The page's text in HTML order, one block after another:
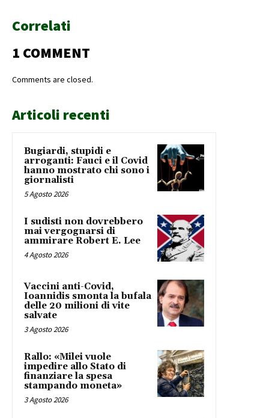
Correlati
1 COMMENT
Comments are closed.
Articoli recenti
Bugiardi, stupidi e
arroganti: Fauci e il Covid
hanno mostrato chi sono i
giornalisti
5 Agosto 2026
I sudisti non dovrebbero
mai vergognarsi di
ammirare Robert E. Lee
4 Agosto 2026
Vaccini anti-Covid,
Ioannidis smonta la bufala
delle 20 milioni di vite
salvate
3 Agosto 2026
Rallo: «Milei vuole
impedire allo Stato di
finanziare la spesa
stampando moneta»
3 Agosto 2026